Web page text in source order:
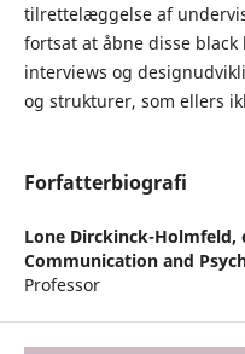
tilrettelæggelse af
fortsat at åbne disse
interviews og
og strukturer, som ellers
Forfatterbiografi
Lone Dirckinck-Holmfeld,
Communication and
Professor